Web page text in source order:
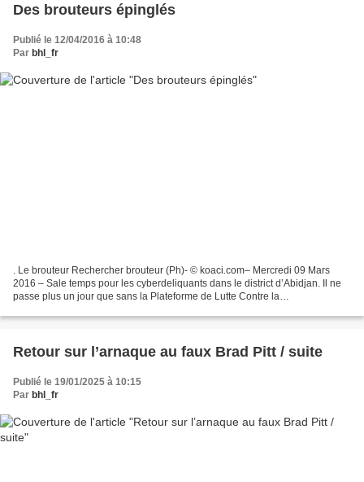
Des brouteurs épinglés
Publié le 12/04/2016 à 10:48
Par bhl_fr
. Le brouteur Rechercher brouteur (Ph)- © koaci.com– Mercredi 09 Mars
2016 – Sale temps pour les cyberdeliquants dans le district d’Abidjan. Il ne
passe plus un jour que sans la Plateforme de Lutte Contre la
Retour sur l’arnaque au faux Brad Pitt / suite
Publié le 19/01/2025 à 10:15
Par bhl_fr